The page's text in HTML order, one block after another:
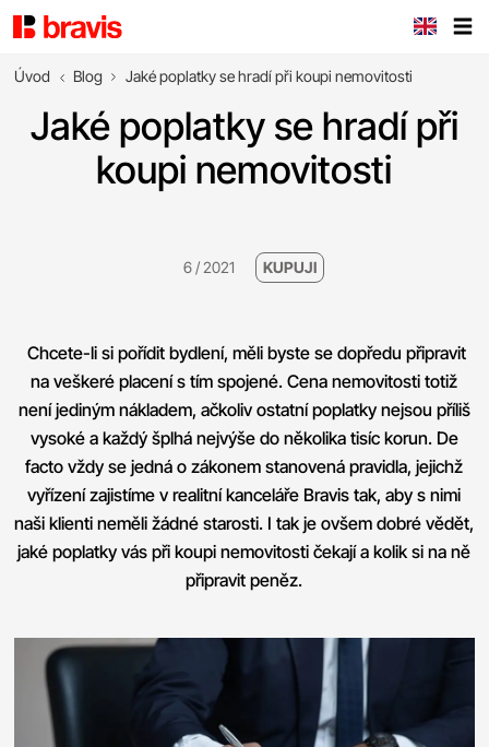
Úvod Blog Jaké poplatky se hradí při koupi nemovitosti
Jaké poplatky se hradí při
koupi nemovitosti
6 / 2021 KUPUJI
Chcete-li si pořídit bydlení, měli byste se dopředu připravit
na veškeré placení s tím spojené. Cena nemovitosti totiž
není jediným nákladem, ačkoliv ostatnípoplatky nejsou příliš
vysoké a každý šplhá nejvýše do několika tisíc korun. De
facto vždy se jedná o zákonem stanovená pravidla, jejichž
vyřízení zajistíme v realitní kanceláře Bravis tak, aby s nimi
naši klienti neměli žádné starosti. I tak je ovšem dobré vědět,
jaké poplatky vás při koupi nemovitosti čekají a kolik si na ně
připravit peněz.